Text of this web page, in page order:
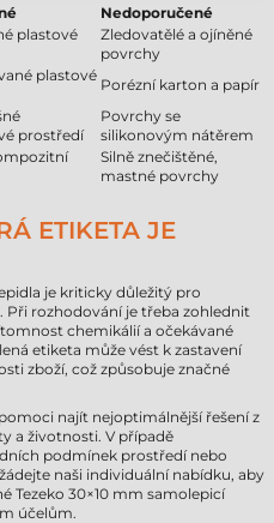
Nedoporučené
plastové
Zledovatělé a ojíněné
povrchy
plastové
Porézní karton a papír
prostředí
Povrchy se
silikonovým nátěrem
Silně znečištěné,
mastné povrchy
ETIKETA JE
je kriticky důležitý pro
rozhodování je třeba zohlednit
chemikálií a očekávané
etiketa může vést k zastavení
zboží, což způsobuje značné
najít nejoptimálnější řešení z
a životnosti. V případě
podmínek prostředí nebo
naši individuální nabídku, aby
Tezeko 30×10 mm samolepicí
účelům.